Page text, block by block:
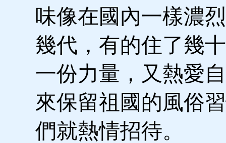
味像在國內一樣濃
幾代，有的住了幾
一份力量，又熱愛
來保留祖國的風俗
們就熱情招待。